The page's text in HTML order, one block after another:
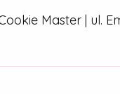
Master | ul.